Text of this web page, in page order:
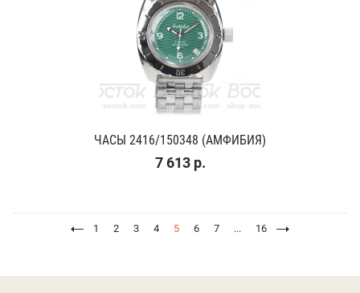
ЧАСЫ 2416/150348 (АМФИБИЯ)
7 613 р.
1 2 3 4 5 6 7 ... 16